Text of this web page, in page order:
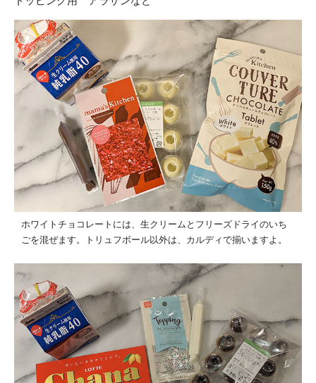
ホワイトチョコレートには、生クリームとフリーズドライのいち
ごを混ぜます。トリュフボール以外は、カルディで揃いますよ。